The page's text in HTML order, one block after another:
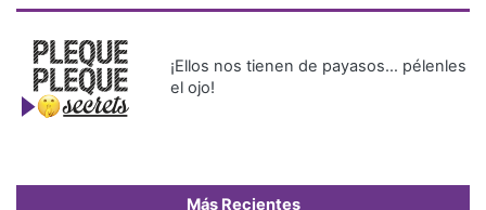
el ojo!
Más Recientes